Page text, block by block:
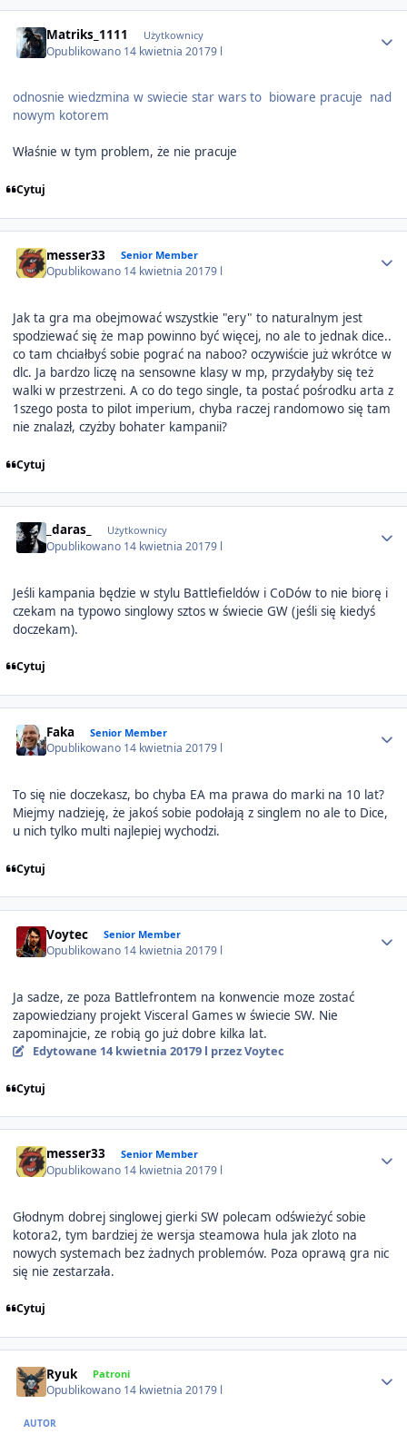
Matriks_1111 Użytkownicy
Opublikowano 14 kwietnia 20179 l
odnosnie wiedzmina w swiecie star wars to bioware pracuje nad
nowym kotorem
Właśnie w tym problem, że nie pracuje
Cytuj
messer33 Senior Member
Opublikowano 14 kwietnia 20179 l
Jak ta gra ma obejmować wszystkie "ery" to naturalnym jest
spodziewać się że map powinno być więcej, no ale to jednak dice..
co tam chciałbyś sobie pograć na naboo? oczywiście już wkrótce w
dlc. Ja bardzo liczę na sensowne klasy w mp, przydałyby się też
walki w przestrzeni. A co do tego single, ta postać pośrodku arta z
1szego posta to pilot imperium, chyba raczej randomowo się tam
nie znalazł, czyżby bohater kampanii?
Cytuj
_daras_ Użytkownicy
Opublikowano 14 kwietnia 20179 l
Jeśli kampania będzie w stylu Battlefieldów i CoDów to nie biorę i
czekam na typowo singlowy sztos w świecie GW (jeśli się kiedyś
doczekam).
Cytuj
Faka Senior Member
Opublikowano 14 kwietnia 20179 l
To się nie doczekasz, bo chyba EA ma prawa do marki na 10 lat?
Miejmy nadzieję, że jakoś sobie podołają z singlem no ale to Dice,
u nich tylko multi najlepiej wychodzi.
Cytuj
Voytec Senior Member
Opublikowano 14 kwietnia 20179 l
Ja sadze, ze poza Battlefrontem na konwencie moze zostać
zapowiedziany projekt Visceral Games w świecie SW. Nie
zapominajcie, ze robią go już dobre kilka lat.
Edytowane 14 kwietnia 20179 l przez Voytec
Cytuj
messer33 Senior Member
Opublikowano 14 kwietnia 20179 l
Głodnym dobrej singlowej gierki SW polecam odświeżyć sobie
kotora2, tym bardziej że wersja steamowa hula jak zloto na
nowych systemach bez żadnych problemów. Poza oprawą gra nic
się nie zestarzała.
Cytuj
Ryuk Patroni
Opublikowano 14 kwietnia 20179 l
AUTOR